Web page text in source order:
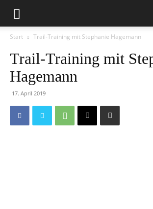
Start Trail-Training mit Stephanie Hagemann
Trail-Training mit
Hagemann
17. April 2019